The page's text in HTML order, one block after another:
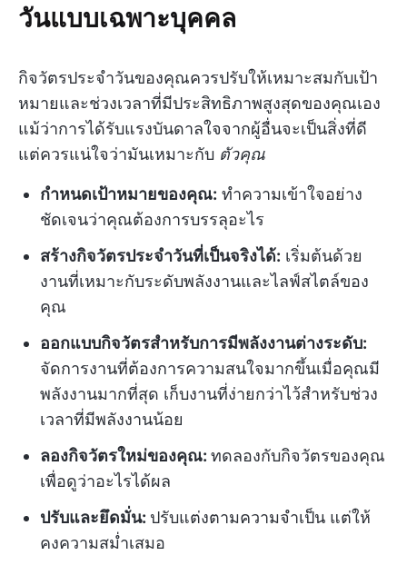
วันแบบเฉพาะบุคคล
กิจวัตรประจำวันของคุณควรปรับให้เหมาะสมกับเป้า
หมายและช่วงเวลาที่มีประสิทธิภาพสูงสุดของคุณเอง
แม้ว่าการได้รับแรงบันดาลใจจากผู้อื่นจะเป็นสิ่งที่ดี
แต่ควรแน่ใจว่ามันเหมาะกับ ตัวคุณ
กำหนดเป้าหมายของคุณ: ทำความเข้าใจอย่าง
ชัดเจนว่าคุณต้องการบรรลุอะไร
สร้างกิจวัตรประจำวันที่เป็นจริงได้: เริ่มต้นด้วย
งานที่เหมาะกับระดับพลังงานและไลฟ์สไตล์ของ
คุณ
ออกแบบกิจวัตรสำหรับการมีพลังงานต่างระดับ:
จัดการงานที่ต้องการความสนใจมากขึ้นเมื่อคุณมี
พลังงานมากที่สุด เก็บงานที่ง่ายกว่าไว้สำหรับช่วง
เวลาที่มีพลังงานน้อย
ลองกิจวัตรใหม่ของคุณ: ทดลองกับกิจวัตรของคุณ
เพื่อดูว่าอะไรได้ผล
ปรับและยึดมั่น: ปรับแต่งตามความจำเป็น แต่ให้
คงความสม่ำเสมอ